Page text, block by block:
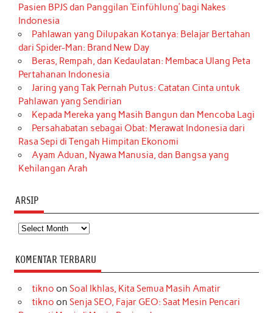
Pasien BPJS dan Panggilan ‘Einfühlung’ bagi Nakes
Indonesia
Pahlawan yang Dilupakan Kotanya: Belajar Bertahan
dari Spider-Man: Brand New Day
Beras, Rempah, dan Kedaulatan: Membaca Ulang Peta
Pertahanan Indonesia
Jaring yang Tak Pernah Putus: Catatan Cinta untuk
Pahlawan yang Sendirian
Kepada Mereka yang Masih Bangun dan Mencoba Lagi
Persahabatan sebagai Obat: Merawat Indonesia dari
Rasa Sepi di Tengah Himpitan Ekonomi
Ayam Aduan, Nyawa Manusia, dan Bangsa yang
Kehilangan Arah
ARSIP
Arsip
KOMENTAR TERBARU
tikno on Soal Ikhlas, Kita Semua Masih Amatir
tikno on Senja SEO, Fajar GEO: Saat Mesin Pencari